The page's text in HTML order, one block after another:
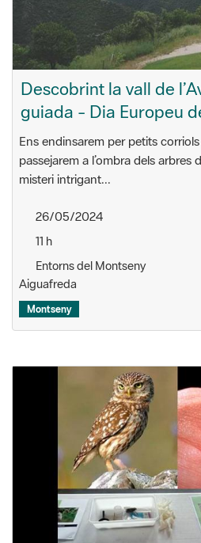
Descobrint la vall de
guiada - Dia Europeu
Ens endinsarem per petits
passejarem a l’ombra dels arbres
misteri intrigant...
26/05/2024
11 h
Entorns del Montseny
Aiguafreda
Montseny